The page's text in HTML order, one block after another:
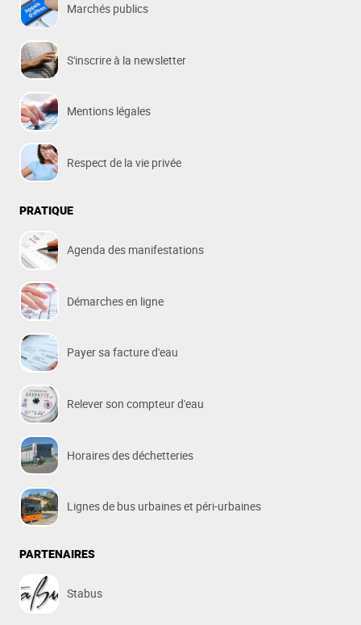
Marchés publics
S'inscrire à la newsletter
Mentions légales
Respect de la vie privée
PRATIQUE
Agenda des manifestations
Démarches en ligne
Payer sa facture d'eau
Relever son compteur d'eau
Horaires des déchetteries
Lignes de bus urbaines et péri-urbaines
PARTENAIRES
Stabus